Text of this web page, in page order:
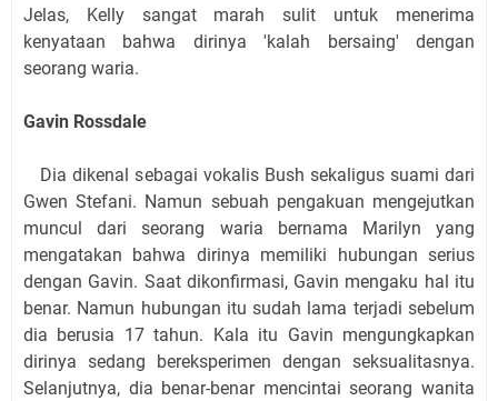
Jelas, Kelly sangat marah sulit untuk menerima
kenyataan bahwa dirinya 'kalah bersaing' dengan
seorang waria.
Gavin Rossdale
Dia dikenal sebagai vokalis Bush sekaligus suami dari
Gwen Stefani. Namun sebuah pengakuan mengejutkan
muncul dari seorang waria bernama Marilyn yang
mengatakan bahwa dirinya memiliki hubungan serius
dengan Gavin. Saat dikonfirmasi, Gavin mengaku hal itu
benar. Namun hubungan itu sudah lama terjadi sebelum
dia berusia 17 tahun. Kala itu Gavin mengungkapkan
dirinya sedang bereksperimen dengan seksualitasnya.
Selanjutnya, dia benar-benar mencintai seorang wanita